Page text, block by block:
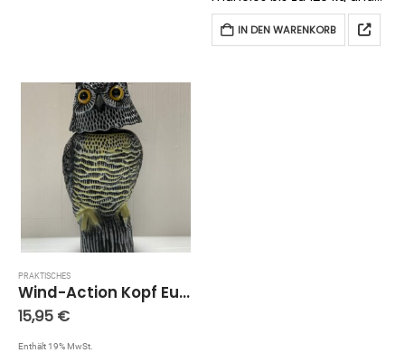
begeistert dich dabei mit
seiner großartigen
Performance! Der kraftvolle
300-Watt-Motor
beschleunigt hervorragend
IN DEN WARENKORB
PRAKTISCHES
Wind-Action Kopf Eule Tierattrappe Vogelabwehr Vogelschreck Taubenschreck
15,95 €
Enthält 19% MwSt.